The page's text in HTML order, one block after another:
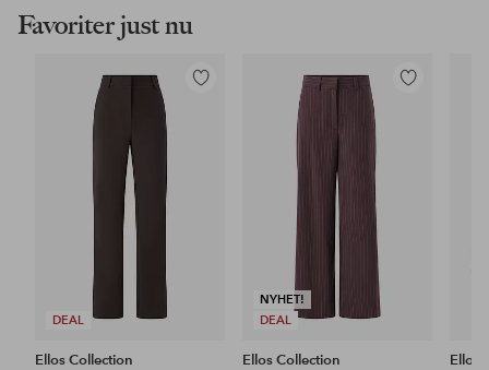
Favoriter just nu
DEAL
Lägg
Ellos Collection
NYHET!
DEAL
Lägg
Ellos Collection
Ellos